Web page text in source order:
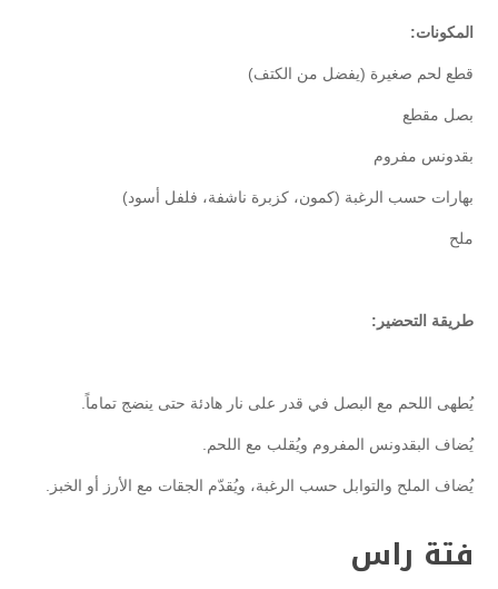
المكونات:
قطع لحم صغيرة (يفضل من الكتف)
بصل مقطع
بقدونس مفروم
بهارات حسب الرغبة (كمون، كزبرة ناشفة، فلفل أسود)
ملح
طريقة التحضير:
يُطهى اللحم مع البصل في قدر على نار هادئة حتى ينضج تماماً.
يُضاف البقدونس المفروم ويُقلب مع اللحم.
يُضاف الملح والتوابل حسب الرغبة، ويُقدّم الجقات مع الأرز أو الخبز.
فتة راس